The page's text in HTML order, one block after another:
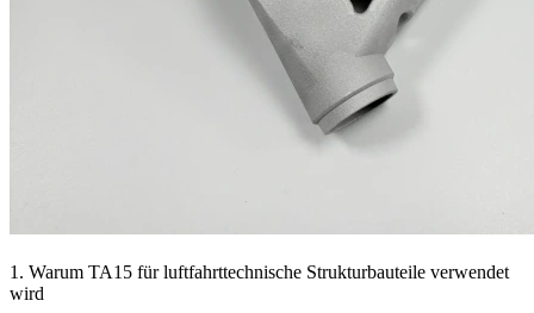
1. Warum TA15 für luftfahrttechnische Strukturbauteile verwendet
wird